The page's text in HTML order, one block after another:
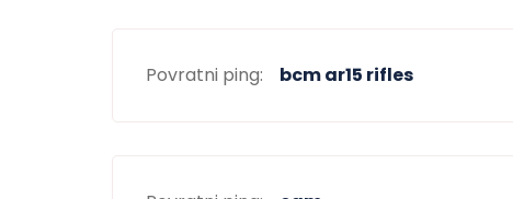
Povratni ping: bcm ar15 rifles